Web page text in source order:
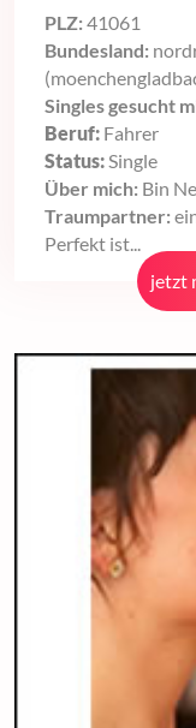
PLZ: 41061
Bundesland:
Singles gesucht
Beruf: Fahrer
Status:Single
Über mich: Bin
Traumpartner:
Perfekt ist...
jetzt